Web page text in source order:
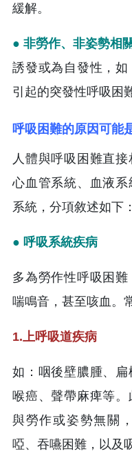
緩解。
● 非勞作、非姿勢相
誘發或為自發性，
引起的突發性呼吸困
呼吸困難的原因可
人體與呼吸困難直接
心血管系統、血液
系統，分項敘述如下：
● 呼吸系統疾病
多為勞作性呼吸困
喘鳴音，甚至咳血。
1.上呼吸道疾病
如：咽後壁膿腫、扁
喉癌、聲帶麻痺等
與勞作或姿勢無關
啞、吞嚥困難，以及